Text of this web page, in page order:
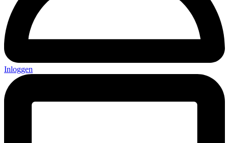
Inloggen